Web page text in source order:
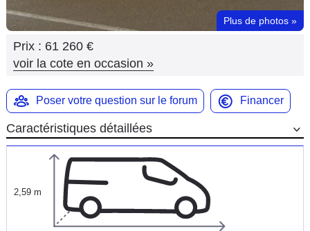
Moto
Marques
Plus de photos »
Prix : 61 260 €
voir la cote en occasion »
Poser votre question sur le forum Financer
Caractéristiques détaillées
2,59 m